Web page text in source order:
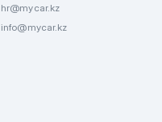
hr@mycar.kz
info@mycar.kz